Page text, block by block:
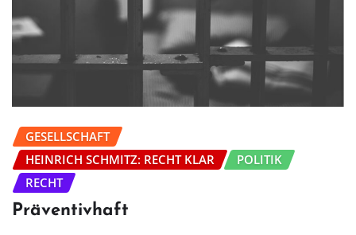
GESELLSCHAFT
HEINRICH SCHMITZ: RECHT KLAR
POLITIK
RECHT
Präventivhaft